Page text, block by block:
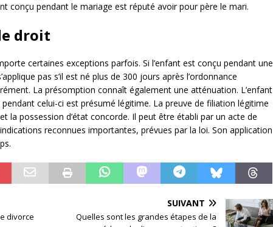
conçu pendant le mariage est réputé avoir pour père le mari.
droit
certaines exceptions parfois. Si l’enfant est conçu pendant une
pas s’il est né plus de 300 jours après l’ordonnance
La présomption connaît également une atténuation. L’enfant
celui-ci est présumé légitime. La preuve de filiation légitime
la possession d’état concorde. Il peut être établi par un acte de
reconnues importantes, prévues par la loi. Son application
divorce
SUIVANT
Quelles sont les grandes étapes de la